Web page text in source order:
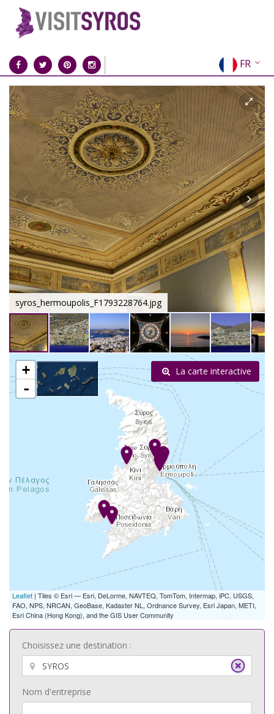
FR
EN
EL
DE
IT
ES
RU
CN
syros_hermoupolis_F1793228764.jpg
+
-
Leaflet | Tiles © Esri — Esri, DeLorme, NAVTEQ, TomTom, Intermap, iPC, USGS,
FAO, NPS, NRCAN, GeoBase, Kadaster NL, Ordnance Survey, Esri Japan, METI,
Esri China (Hong Kong), and the GIS User Community
La carte interactive
Choisissez une destination :
Nom d'entreprise